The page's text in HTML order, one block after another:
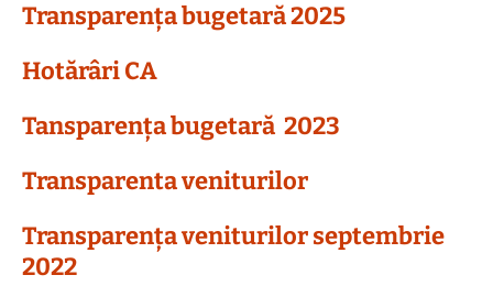
Transparența bugetară 2025
Hotărâri CA
Tansparența bugetară 2023
Transparenta veniturilor
Transparența veniturilor septembrie
2022